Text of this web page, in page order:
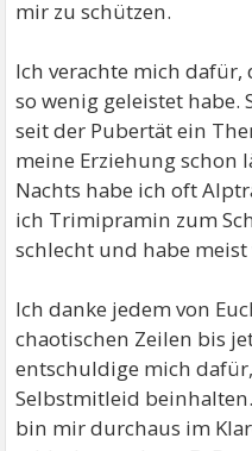
mir zu schützen.
Ich verachte mich dafür,
so wenig geleistet habe.
seit der Pubertät ein
meine Erziehung schon
Nachts habe ich oft
ich Trimipramin zum
schlecht und habe
Ich danke jedem von
chaotischen Zeilen bis
entschuldige mich
Selbstmitleid
bin mir durchaus im